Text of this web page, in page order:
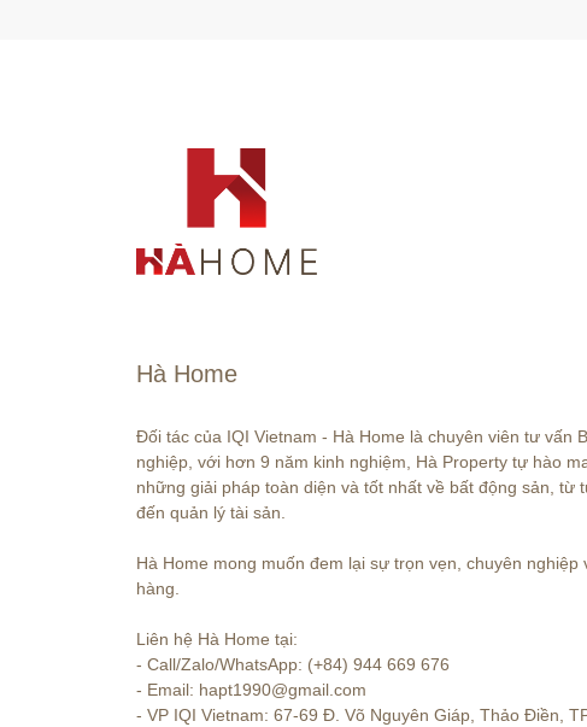
Hà Home
Đối tác của IQI Vietnam - Hà Home là chuyên viên tư vấn
nghiệp, với hơn 9 năm kinh nghiệm, Hà Property tự hào
những giải pháp toàn diện và tốt nhất về bất động sản, từ
đến quản lý tài sản.
Hà Home mong muốn đem lại sự trọn vẹn, chuyên nghiệp
hàng.
Liên hệ Hà Home tại:
- Call/Zalo/WhatsApp: (+84) 944 669 676
- Email: hapt1990@gmail.com
- VP IQI Vietnam: 67-69 Đ. Võ Nguyên Giáp, Thảo Điền,